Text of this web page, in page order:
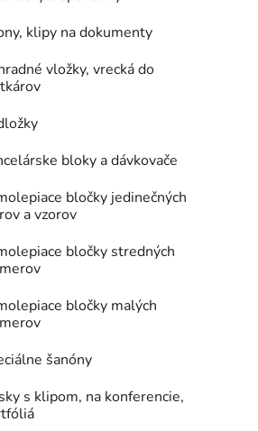
klipy na dokumenty
vložky, vrecká do
bloky a dávkovače
bločky jedinečných
a vzorov
bločky stredných
bločky malých
šanóny
s klipom, na konferencie,